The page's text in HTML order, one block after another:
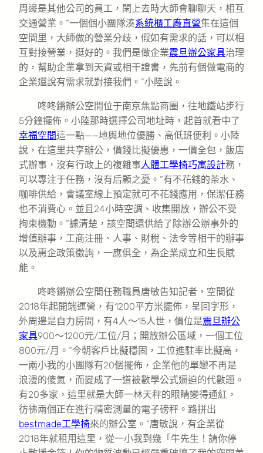
周邊是其他公司的員工，閑上去時大師會聊聊天，相互
交通營業。“一個個小團隊湊系統櫃工廠直營集在這個
空間里，大師做的營業分歧，假如有需求的話，可以相
互對接營業，挺好的。我們是做企業震旦辦公家具治理
的，幫助企業拿到天資或相干證書，先前有個做電商的
企業還說有需求就對接我們。”小陸說。
咚咚鏘辦公空間位于南京焦點商圈，往地鐵站步行
5分鐘擺佈。小陸那時選擇公司地址時，起首就看中了
幸福空間這一點——地輿地位優勝、高低班便利。小陸
說，在這里共享辦公，價錢比擬優惠，一價全包，飯店
式辦事，沒有行政上的複雜事人體工學椅巧寓設計務，
可以專注于任務，沒有后顧之憂。“有不花錢的茶水、
咖啡供給，會議室線上預定就可不花錢應用，保潔任務
也不消費心。並且24小時空調、收集開放，辦公不受
拘束機動。”據清楚，該空間還供給了除辦公辦事外的
增值辦事，工商注冊、人事、財稅、法令等相干的辦事
以及惠企政策徵詢，一應俱全，為企業成立和生長賦
能。
咚咚鏘辦公空間任務職員唐敏告知記者，空間從
2018年起開端運營，有1200平方米擺佈，呈回字形，
外周邊是自力房間，有4人～15人世，價位是震旦辦公
家具900～1200元/工位/月；開放辦公區域，一個工位
800元/月。“今朝客戶比擬穩固，工位進駐率比擬高，
一兩小我的小團隊有20個擺佈，企業他的單戀不再是
浪漫的傻氣，而變成了一道被數學公式逼迫的代數題。
有20多家，這里就是大師一林天秤的眼睛變得通紅，
彷彿兩個正在進行精密測量的電子磅秤。路拼出
bestmade工學椅來的辦公室。”唐敏說，有企業從
2018年就租用這里，從一小我到幾「牛先生！請你停